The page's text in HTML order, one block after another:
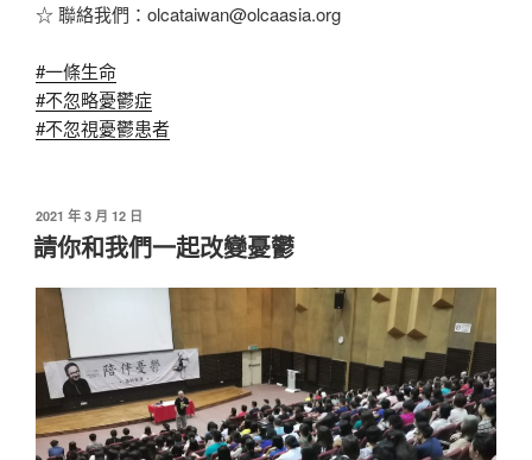
☆ 聯絡我們：olcataiwan@olcaasia.org
#一條生命
#不忽略憂鬱症
#不忽視憂鬱患者
發
佈
於
2021 年 3 月 12 日
請你和我們一起改變憂鬱